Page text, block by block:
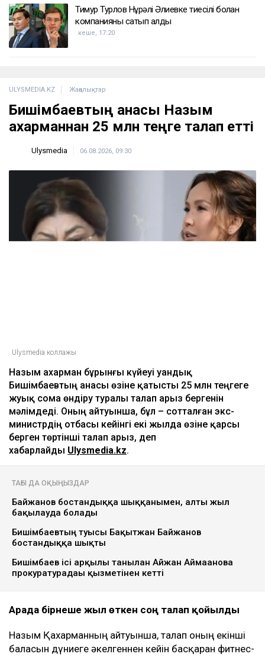
Тимур Турлов Нұрәлі Әлиевке тиесілі болған
компанияны сатып алды
кеше, 17:20
ULYSMEDIA.KZ Жаңалықтар
Бишімбаевтың анасы Назым
Қахарманнан 25 млн теңге талап етті
Ulysmedia 06.08.2026, 09:30
Ulysmedia коллажы
Назым Қахарман бұрынғы күйеуі Қуандық
Бишімбаевтың анасы өзіне қатысты 25 млн теңгеге
жуық сома өндіру туралы талап арыз бергенін
мәлімдеді. Оның айтуынша, бұл – сотталған экс-
министрдің отбасы кейінгі екі жылда өзіне қарсы
берген төртінші талап арыз, деп
хабарлайды Ulysmedia.kz.
ТАҒЫ ДА ОҚЫҢЫЗДАР
Байжанов бостандыққа шыққанымен, алты жыл
бақылауда болады
Бишімбаевтың туысы Бақытжан Байжанов
бостандыққа шықты
Бишімбаев ісі арқылы танылған Айжан Аймағанова
прокуратурадағы қызметінен кетті
Арада бірнеше жыл өткен соң талап қойылды
Назым Қахарманның айтуынша, талап оның екінші
баласын дүниеге әкелгеннен кейін басқарған фитнес-